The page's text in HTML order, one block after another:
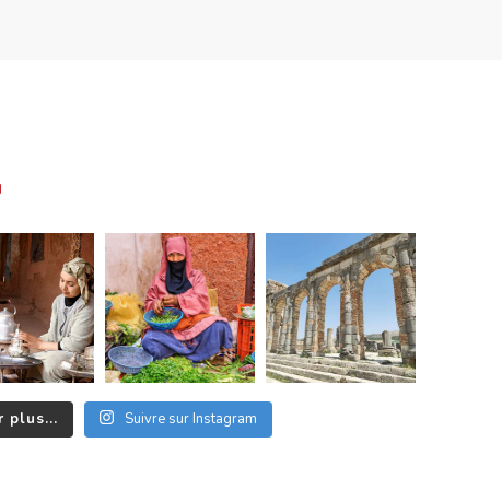
plus... Suivre sur Instagram